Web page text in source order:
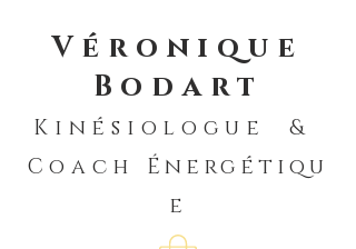
Véronique
Bodart
Kinésiologue &
Coach Énergétiqu
e